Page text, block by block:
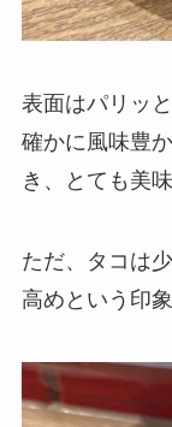
表面はパリッ
確かに風味豊
き、とても美
ただ、タコは
高めという印象